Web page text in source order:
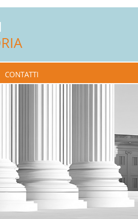
CONTATTI